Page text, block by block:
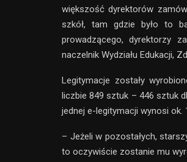
większość dyrektorów
szkół, tam gdzie było to
prowadzącego, dyrektorzy
naczelnik Wydziału Edukacji,
Legitymacje zostały
liczbie 849 sztuk – 446 sztuk
jednej e-legitymacji wynosi ok.
– Jeżeli w pozostałych,
to oczywiście zostanie mu